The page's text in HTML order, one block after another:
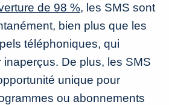
de 98 %, les SMS sont
bien plus que les
téléphoniques, qui
De plus, les SMS
unique pour
ou abonnements